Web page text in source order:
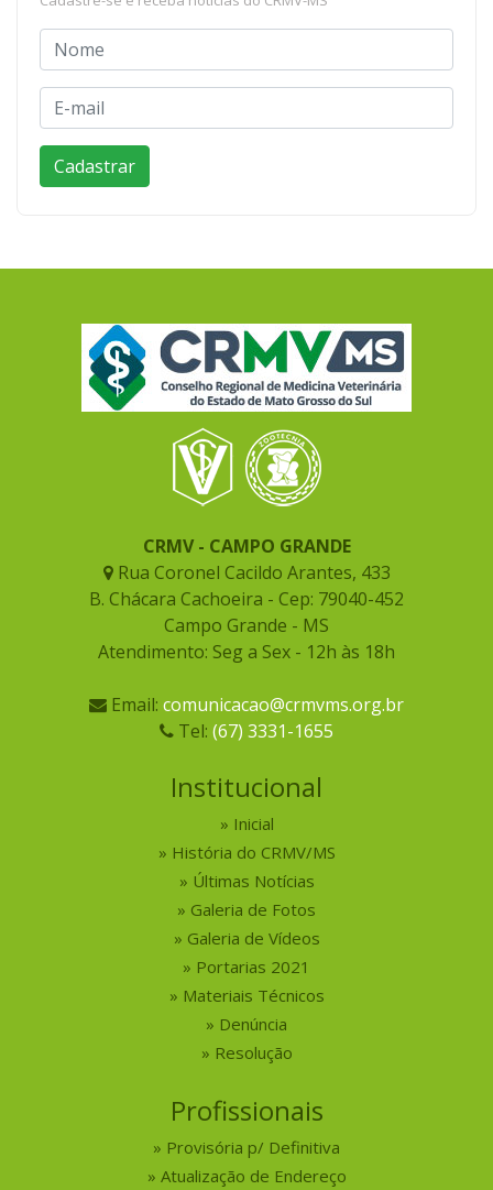
CRMV - CAMPO GRANDE
Rua Coronel Cacildo Arantes, 433
B. Chácara Cachoeira - Cep: 79040-452
Campo Grande - MS
Atendimento: Seg a Sex - 12h às 18h
Email: comunicacao@crmvms.org.br
Tel: (67) 3331-1655
Institucional
Inicial
História do CRMV/MS
Últimas Notícias
Galeria de Fotos
Galeria de Vídeos
Portarias 2021
Materiais Técnicos
Denúncia
Resolução
Profissionais
Provisória p/ Definitiva
Atualização de Endereço